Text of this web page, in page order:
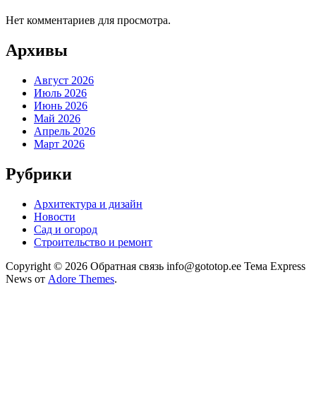
Нет комментариев для просмотра.
Архивы
Август 2026
Июль 2026
Июнь 2026
Май 2026
Апрель 2026
Март 2026
Рубрики
Архитектура и дизайн
Новости
Сад и огород
Строительство и ремонт
Copyright © 2026 Обратная связь info@gototop.ee Тема Express
News от Adore Themes.